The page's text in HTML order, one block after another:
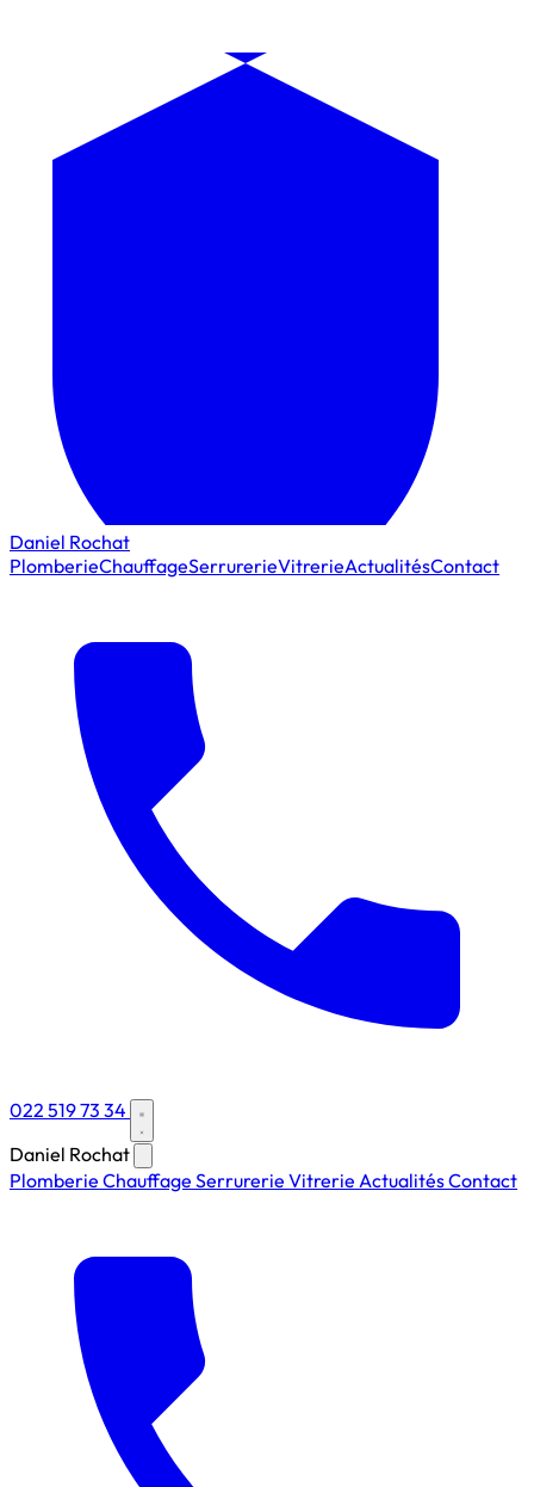
Daniel Rochat
PlomberieChauffageSerrurerieVitrerieActualitésContact
022 519 73 34
Daniel Rochat
Plomberie Chauffage Serrurerie Vitrerie ActualitésContact